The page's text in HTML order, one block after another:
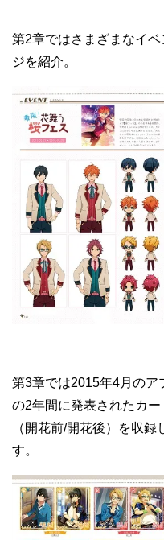
第2章ではさまざまなイ
ジを紹介。
第3章では2015年4月のア
の2年間に発表されたカ
（開花前/開花後）を収
す。